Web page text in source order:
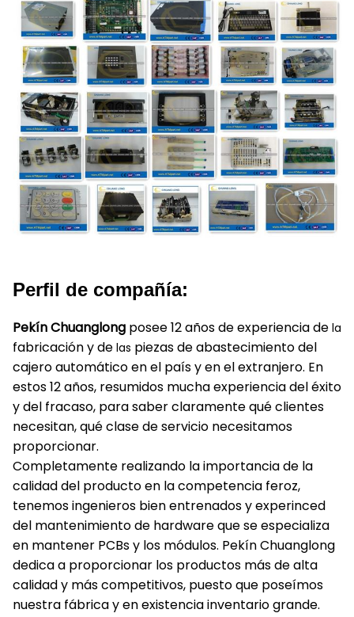
Perfil de compañía:
Pekín Chuanglong posee 12 años de experiencia de la
fabricación y de las piezas de abastecimiento del
cajero automático en el país y en el extranjero. En
estos 12 años, resumidos mucha experiencia del éxito
y del fracaso, para saber claramente qué clientes
necesitan, qué clase de servicio necesitamos
proporcionar.
Completamente realizando la importancia de la
calidad del producto en la competencia feroz,
tenemos ingenieros bien entrenados y experinced
del mantenimiento de hardware que se especializa
en mantener PCBs y los módulos. Pekín Chuanglong
dedica a proporcionar los productos más de alta
calidad y más competitivos, puesto que poseímos
nuestra fábrica y en existencia inventario grande.